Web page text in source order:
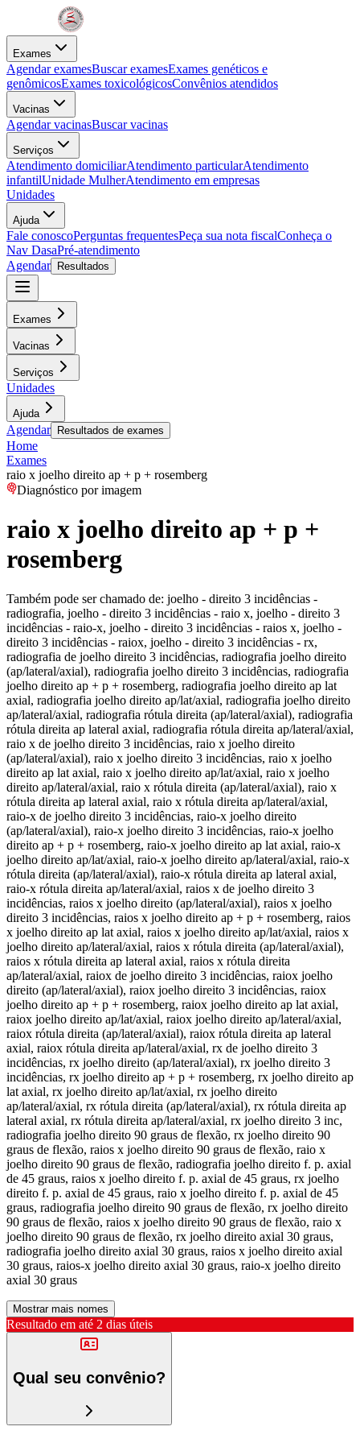
Exames
Agendar examesBuscar examesExames genéticos e
genômicosExames toxicológicosConvênios atendidos
Vacinas
Agendar vacinasBuscar vacinas
Serviços
Atendimento domiciliarAtendimento particularAtendimento
infantilUnidade MulherAtendimento em empresas
Unidades
Ajuda
Fale conoscoPerguntas frequentesPeça sua nota fiscalConheça o
Nav DasaPré-atendimento
Agendar
Resultados
Exames
Vacinas
Serviços
Unidades
Ajuda
Agendar Resultados de exames
Home
Exames
raio x joelho direito ap + p + rosemberg
Diagnóstico por imagem
raio x joelho direito ap + p +
rosemberg
Também pode ser chamado de: joelho - direito 3 incidências -
radiografia, joelho - direito 3 incidências - raio x, joelho - direito 3
incidências - raio-x, joelho - direito 3 incidências - raios x, joelho -
direito 3 incidências - raiox, joelho - direito 3 incidências - rx,
radiografia de joelho direito 3 incidências, radiografia joelho direito
(ap/lateral/axial), radiografia joelho direito 3 incidências, radiografia
joelho direito ap + p + rosemberg, radiografia joelho direito ap lat
axial, radiografia joelho direito ap/lat/axial, radiografia joelho direito
ap/lateral/axial, radiografia rótula direita (ap/lateral/axial), radiografia
rótula direita ap lateral axial, radiografia rótula direita ap/lateral/axial,
raio x de joelho direito 3 incidências, raio x joelho direito
(ap/lateral/axial), raio x joelho direito 3 incidências, raio x joelho
direito ap lat axial, raio x joelho direito ap/lat/axial, raio x joelho
direito ap/lateral/axial, raio x rótula direita (ap/lateral/axial), raio x
rótula direita ap lateral axial, raio x rótula direita ap/lateral/axial,
raio-x de joelho direito 3 incidências, raio-x joelho direito
(ap/lateral/axial), raio-x joelho direito 3 incidências, raio-x joelho
direito ap + p + rosemberg, raio-x joelho direito ap lat axial, raio-x
joelho direito ap/lat/axial, raio-x joelho direito ap/lateral/axial, raio-x
rótula direita (ap/lateral/axial), raio-x rótula direita ap lateral axial,
raio-x rótula direita ap/lateral/axial, raios x de joelho direito 3
incidências, raios x joelho direito (ap/lateral/axial), raios x joelho
direito 3 incidências, raios x joelho direito ap + p + rosemberg, raios
x joelho direito ap lat axial, raios x joelho direito ap/lat/axial, raios x
joelho direito ap/lateral/axial, raios x rótula direita (ap/lateral/axial),
raios x rótula direita ap lateral axial, raios x rótula direita
ap/lateral/axial, raiox de joelho direito 3 incidências, raiox joelho
direito (ap/lateral/axial), raiox joelho direito 3 incidências, raiox
joelho direito ap + p + rosemberg, raiox joelho direito ap lat axial,
raiox joelho direito ap/lat/axial, raiox joelho direito ap/lateral/axial,
raiox rótula direita (ap/lateral/axial), raiox rótula direita ap lateral
axial, raiox rótula direita ap/lateral/axial, rx de joelho direito 3
incidências, rx joelho direito (ap/lateral/axial), rx joelho direito 3
incidências, rx joelho direito ap + p + rosemberg, rx joelho direito ap
lat axial, rx joelho direito ap/lat/axial, rx joelho direito
ap/lateral/axial, rx rótula direita (ap/lateral/axial), rx rótula direita ap
lateral axial, rx rótula direita ap/lateral/axial, rx joelho direito 3 inc,
radiografia joelho direito 90 graus de flexão, rx joelho direito 90
graus de flexão, raios x joelho direito 90 graus de flexão, raio x
joelho direito 90 graus de flexão, radiografia joelho direito f. p. axial
de 45 graus, raios x joelho direito f. p. axial de 45 graus, rx joelho
direito f. p. axial de 45 graus, raio x joelho direito f. p. axial de 45
graus, radiografia joelho direito 90 graus de flexão, rx joelho direito
90 graus de flexão, raios x joelho direito 90 graus de flexão, raio x
joelho direito 90 graus de flexão, rx joelho direito axial 30 graus,
radiografia joelho direito axial 30 graus, raios x joelho direito axial
30 graus, raios-x joelho direito axial 30 graus, raio-x joelho direito
axial 30 graus
Mostrar mais nomes
Resultado em até 2 dias úteis
Qual seu convênio?